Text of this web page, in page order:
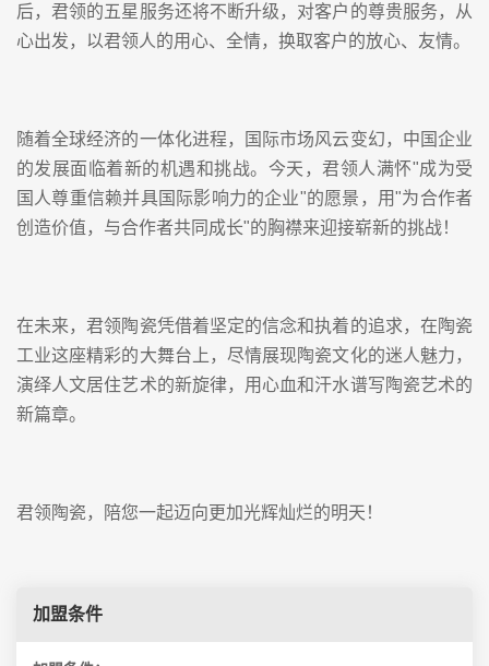
后，君领的五星服务还将不断升级，对客户的尊贵服务，从
心出发，以君领人的用心、全情，换取客户的放心、友情。
随着全球经济的一体化进程，国际市场风云变幻，中国企业
的发展面临着新的机遇和挑战。今天，君领人满怀"成为受
国人尊重信赖并具国际影响力的企业"的愿景，用"为合作者
创造价值，与合作者共同成长"的胸襟来迎接崭新的挑战！
在未来，君领陶瓷凭借着坚定的信念和执着的追求，在陶瓷
工业这座精彩的大舞台上，尽情展现陶瓷文化的迷人魅力，
演绎人文居住艺术的新旋律，用心血和汗水谱写陶瓷艺术的
新篇章。
君领陶瓷，陪您一起迈向更加光辉灿烂的明天！
加盟条件